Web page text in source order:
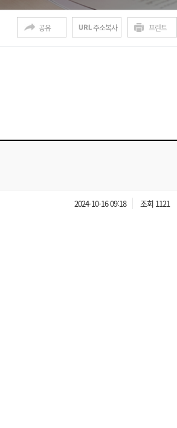
주소복사 프린트
공유
2024-10-16 09:18 조회 1121